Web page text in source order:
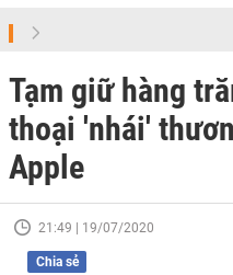
Tạm giữ hàng
thoại 'nhái'
Apple
21:49 | 19/07/2020
Chia sẻ